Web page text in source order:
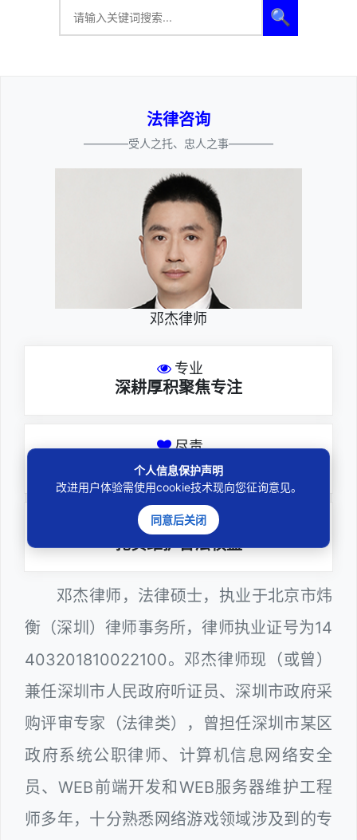
🔍
法律咨询
————受人之托、忠人之事————
邓杰律师
专业
深耕厚积聚焦专注
尽责
全力办理委托事项
务实
扎实维护合法权益
邓杰律师，法律硕士，执业于北京市炜
衡（深圳）律师事务所，律师执业证号为14
403201810022100。邓杰律师现（或曾）
兼任深圳市人民政府听证员、深圳市政府采
购评审专家（法律类），曾担任深圳市某区
政府系统公职律师、计算机信息网络安全
员、WEB前端开发和WEB服务器维护工程
师多年，十分熟悉网络游戏领域涉及到的专
个人信息保护声明
改进用户体验需使用cookie技术现向您征询意见。
同意后关闭